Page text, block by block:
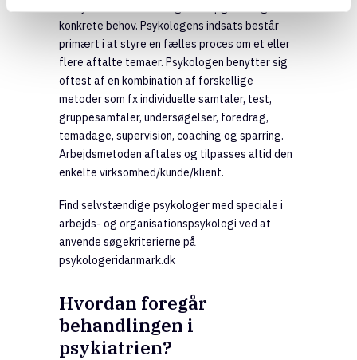
konkrete behov. Psykologens indsats består
primært i at styre en fælles proces om et eller
flere aftalte temaer. Psykologen benytter sig
oftest af en kombination af forskellige
metoder som fx individuelle samtaler, test,
gruppesamtaler, undersøgelser, foredrag,
temadage, supervision, coaching og sparring.
Arbejdsmetoden aftales og tilpasses altid den
enkelte virksomhed/kunde/klient.
Find selvstændige psykologer med speciale i
arbejds- og organisationspsykologi ved at
anvende søgekriterierne på
psykologeridanmark.dk
Hvordan foregår
behandlingen i
psykiatrien?